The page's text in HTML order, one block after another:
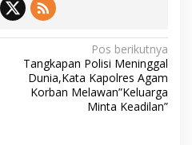
n
k
Pos berikutnya
Tangkapan Polisi Meninggal
Dunia,Kata Kapolres Agam
Korban Melawan”Keluarga
Minta Keadilan”